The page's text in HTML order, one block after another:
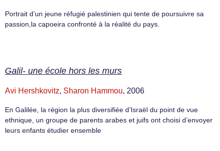
Portrait d’un jeune réfugié palestinien qui tente de poursuivre sa
passion,la capoeira confronté à la réalité du pays.
Galil- une école hors les murs
Avi Hershkovitz, Sharon Hammou, 2006
En Galilée, la région la plus diversifiée d’Israël du point de vue
ethnique, un groupe de parents arabes et juifs ont choisi d’envoyer
leurs enfants étudier ensemble